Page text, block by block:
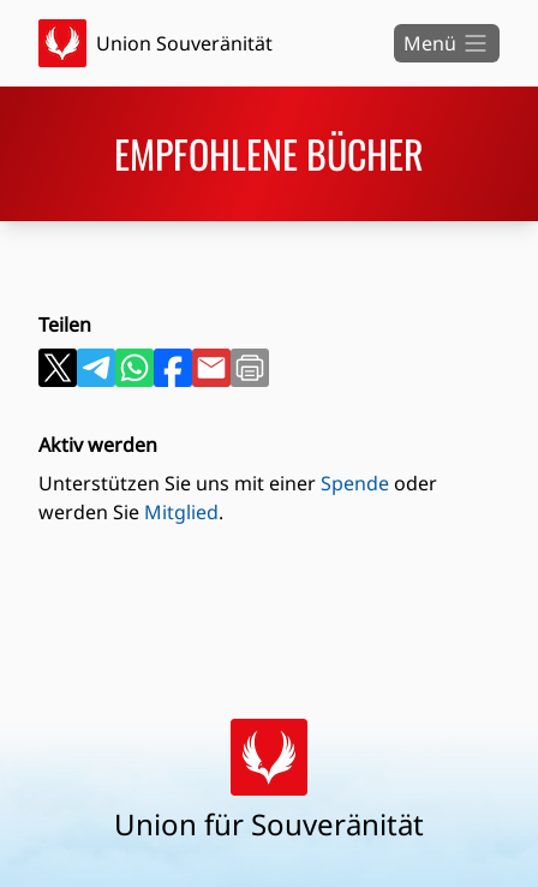
Union Souveränität Menü
EMPFOHLENE BÜCHER
Teilen
Aktiv werden
Unterstützen Sie uns mit einerSpendeoder
werden Sie Mitglied.
Union für Souveränität